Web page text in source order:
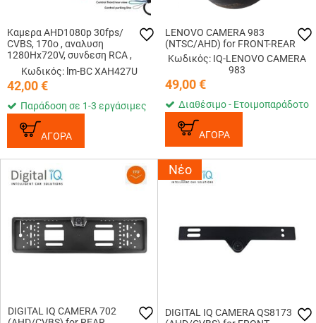
Καμερα AHD1080p 30fps/
CVBS, 170o , αναλυση
1280Ηx720V, συνδεση RCA ,
Mirror On/Off, Parking line
On/Off
Κωδικός: lm-BC XAH427U
42,00€
Παράδοση σε 1-3 εργάσιμες
ΑΓΟΡΑ
LENOVO CAMERA 983
(NTSC/AHD) for FRONT-REAR
Κωδικός: IQ-LENOVO CAMERA
983
49,00€
Διαθέσιμο - Ετοιμοπαράδοτο
ΑΓΟΡΑ
DIGITAL IQ CAMERA 702
Νέο
DIGITAL IQ CAMERA QS8173